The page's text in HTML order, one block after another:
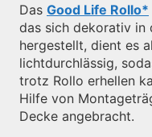
Das Good Life Rollo
das sich dekorativ in
hergestellt, dient es
lichtdurchlässig,
trotz Rollo erhellen
Hilfe von
Decke angebracht.